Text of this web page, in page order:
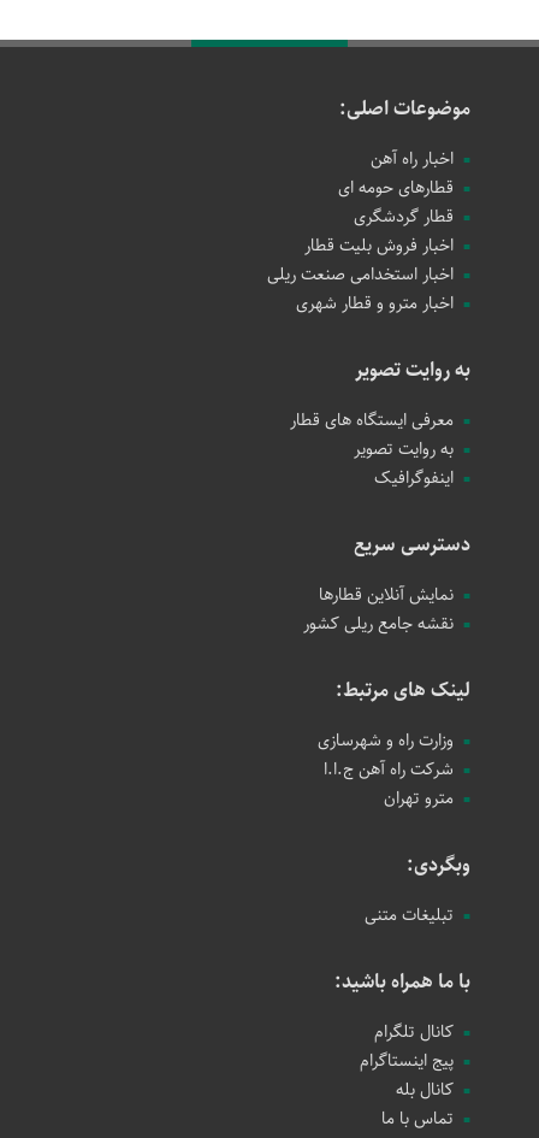
موضوعات اصلی:
اخبار راه آهن
قطارهای حومه ای
قطار گردشگری
اخبار فروش بلیت قطار
اخبار استخدامی صنعت ریلی
اخبار مترو و قطار شهری
به روایت تصویر
معرفی ایستگاه های قطار
به روایت تصویر
اینفوگرافیک
دسترسی سریع
نمایش آنلاین قطارها
نقشه جامع ریلی کشور
لینک های مرتبط:
وزارت راه و شهرسازی
شرکت راه آهن ج.ا.ا
مترو تهران
وبگردی:
تبلیغات متنی
با ما همراه باشید:
کانال تلگرام
پیج اینستاگرام
کانال بله
تماس با ما